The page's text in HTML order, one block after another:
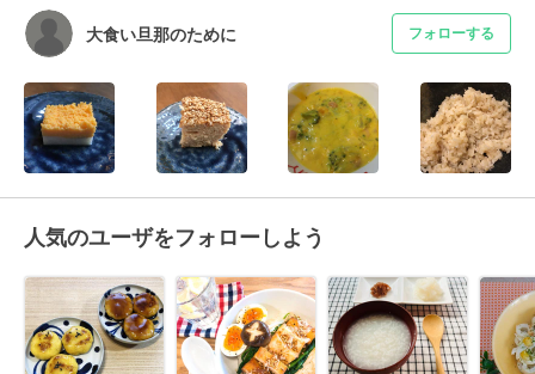
大食い旦那のために フォローする
人気のユーザをフォローしよう